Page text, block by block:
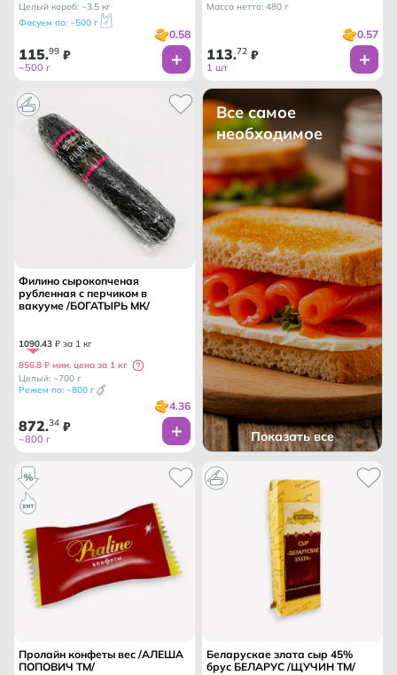
Целый короб: ~3.5 кг
Фасуем по: ~500 г
0.58
115.99 ₽
~500 г
Масса нетто: 480 г
0.57
113.72 ₽
1 шт
Филино сырокопченая
рубленная с перчиком в
вакууме /БОГАТЫРЬ МК/
1090.43 ₽ за 1 кг
856.8 ₽ мин. цена за 1 кг
Целый: ~700 г
Режем по: ~800 г
4.36
872.34 ₽
~800 г
Все самое
необходимое
Показать все
Пролайн конфеты вес /АЛЕША
ПОПОВИЧ ТМ/
Беларускае злата сыр 45%
брус БЕЛАРУС /ЩУЧИН ТМ/